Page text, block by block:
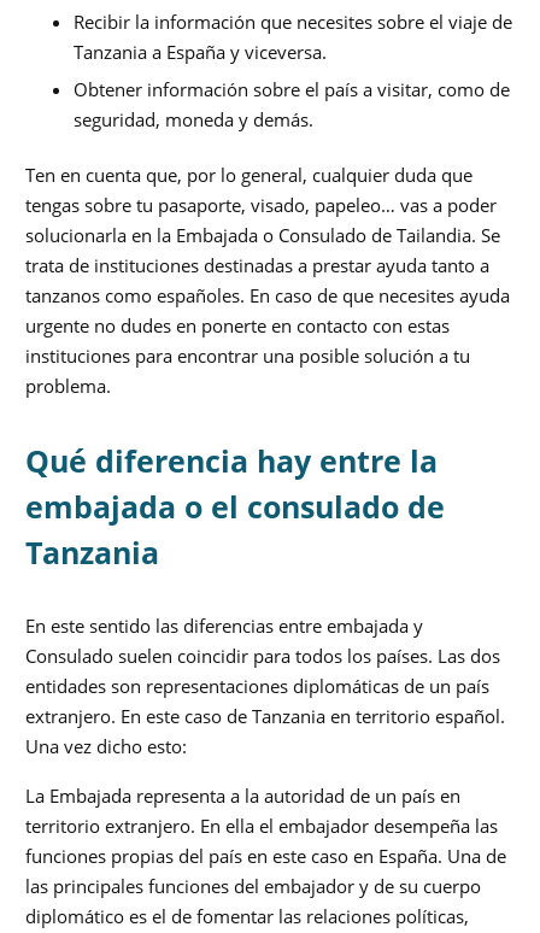
Recibir la información que necesites sobre el viaje de
Tanzania a España y viceversa.
Obtener información sobre el país a visitar, como de
seguridad, moneda y demás.
Ten en cuenta que, por lo general, cualquier duda que
tengas sobre tu pasaporte, visado, papeleo… vas a poder
solucionarla en la Embajada o Consulado de Tailandia. Se
trata de instituciones destinadas a prestar ayuda tanto a
tanzanos como españoles. En caso de que necesites ayuda
urgente no dudes en ponerte en contacto con estas
instituciones para encontrar una posible solución a tu
problema.
Qué diferencia hay entre la
embajada o el consulado de
Tanzania
En este sentido las diferencias entre embajada y
Consulado suelen coincidir para todos los países. Las dos
entidades son representaciones diplomáticas de un país
extranjero. En este caso de Tanzania en territorio español.
Una vez dicho esto:
La Embajada representa a la autoridad de un país en
territorio extranjero. En ella el embajador desempeña las
funciones propias del país en este caso en España. Una de
las principales funciones del embajador y de su cuerpo
diplomático es el de fomentar las relaciones políticas,